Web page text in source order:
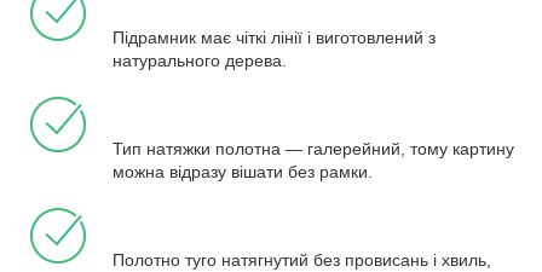
Підрамник має чіткі лінії і виготовлений з
натурального дерева.
Тип натяжки полотна — галерейний, тому картину
можна відразу вішати без рамки.
Полотно туго натягнутий без провисань і хвиль,